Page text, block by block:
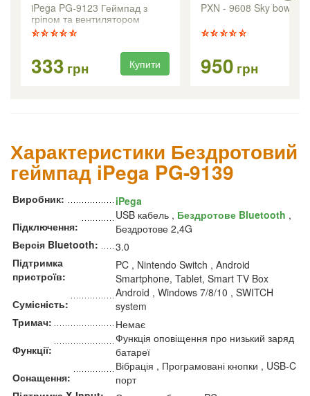
iPega PG-9123 Геймпад з
гріпом та вентилятором
333 грн Купити
PXN - 9608 Sky bow
950 грн
Характеристики Бездротовий
геймпад iPega PG-9139
Виробник:
iPega
Підключення:
USB кабель , Бездротове Bluetooth ,
Бездротове 2,4G
Версія Bluetooth:
3.0
Підтримка
пристроїв:
PC , Nintendo Switch , Android
Smartphone, Tablet, Smart TV Box
Сумісність:
Android , Windows 7/8/10 , SWITCH
system
Тримач:
Немає
Функції:
Функція оповіщення про низький заряд
батареї
Оснащення:
Вібрація , Програмовані кнопки , USB-C
порт